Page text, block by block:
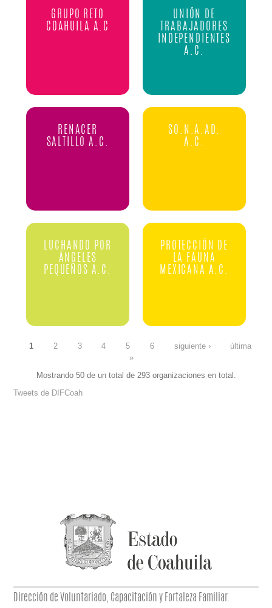
GRUPO RETO
COAHUILA A.C
UNIÓN DE
TRABAJADORES
INDEPENDIENTES
A.C.
RENACER
SALTILLO A.C.
SO.N.A.AD.
A.C.
LUCHANDO POR
ÁNGELES
PEQUEÑOS A.C.
PROTECCIÓN DE
LA FAUNA
MEXICANA A.C.
PÁGINAS
1 2 3 4 5 6 siguiente ›
última
»
Mostrando 50 de un total de 293 organizaciones en total.
Tweets de DIFCoah
Dirección de Voluntariado, Capacitación y Fortaleza Familiar.